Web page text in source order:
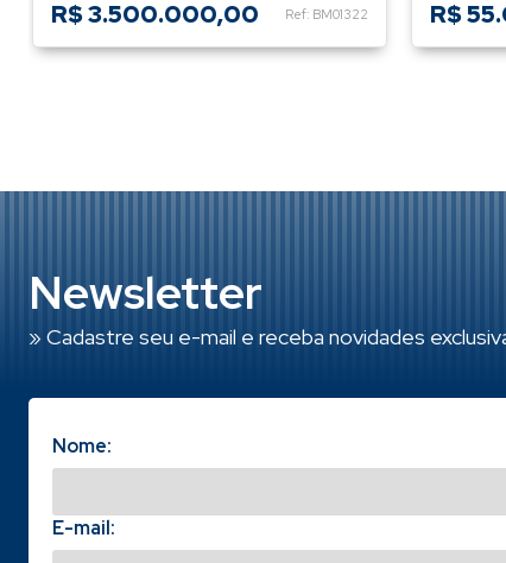
Ref: BM01322
R$ 3.500.000,00 R$
Newsletter
» Cadastre seu e-mail e receba novidades
Nome:
E-mail: